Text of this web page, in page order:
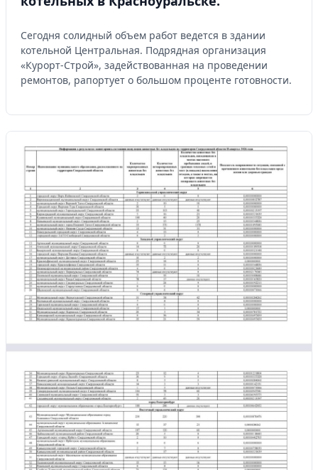
Сегодня солидный объем работ ведется в здании
котельной Центральная. Подрядная организация
«Курорт-Строй», задействованная на проведении
ремонтов, рапортует о большом проценте готовности.